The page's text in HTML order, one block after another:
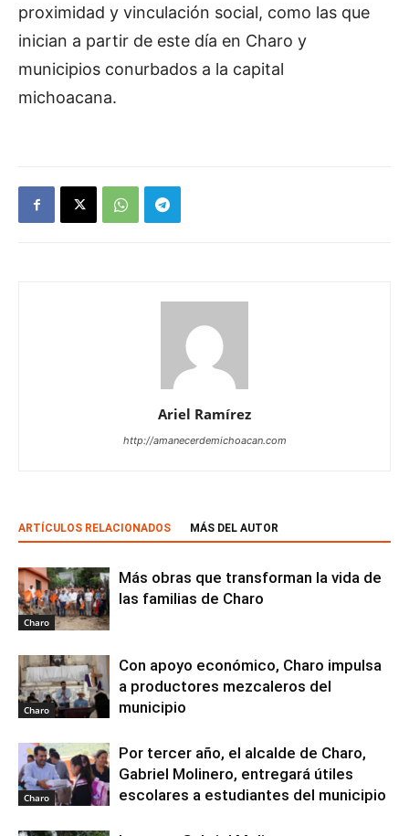
proximidad y vinculación social, como las que
inician a partir de este día en Charo y
municipios conurbados a la capital
michoacana.
Ariel Ramírez
http://amanecerdemichoacan.com
ARTÍCULOS RELACIONADOS MÁS DEL AUTOR
Charo
Más obras que transforman la vida de
las familias de Charo
Charo
Con apoyo económico, Charo impulsa
a productores mezcaleros del
municipio
Charo
Por tercer año, el alcalde de Charo,
Gabriel Molinero, entregará útiles
escolares a estudiantes del municipio